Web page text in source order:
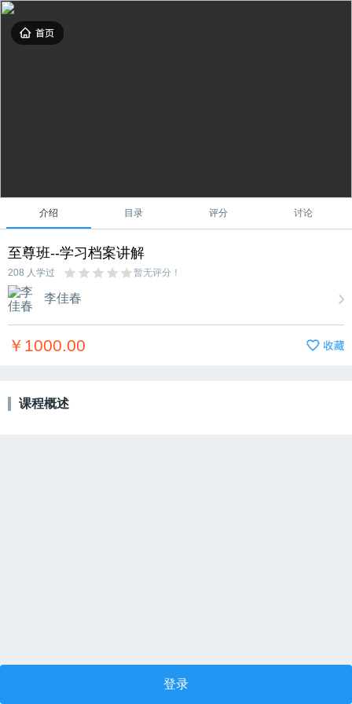
介绍 目录 评分 讨论
至尊班--学习档案讲解
208 人学过 暂无评分！
李佳春
￥1000.00
课程概述
登录